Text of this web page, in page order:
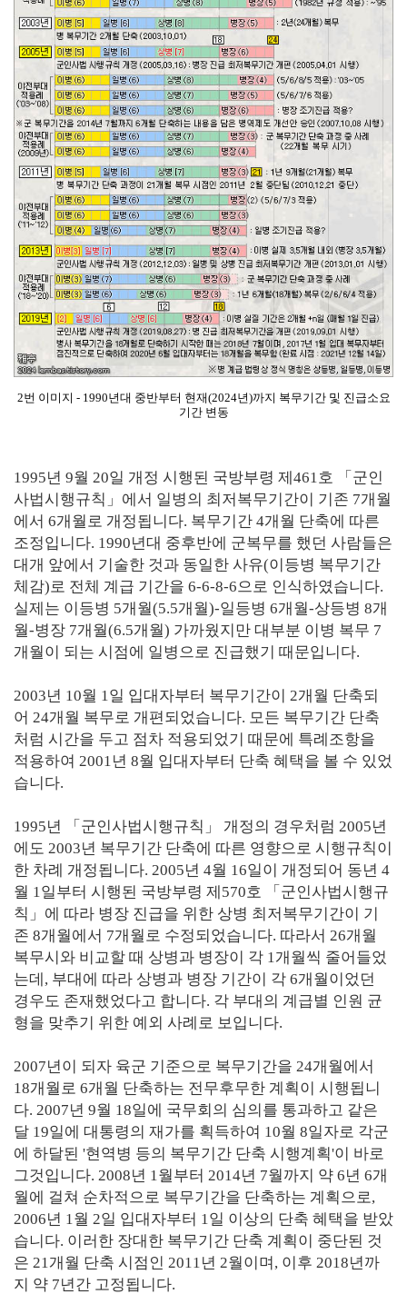
2번 이미지 - 1990년대 중반부터 현재(2024년)까지 복무기간 및 진급소요
기간 변동
1995년 9월 20일 개정 시행된 국방부령 제461호 「군인
사법시행규칙」에서 일병의 최저복무기간이 기존 7개월
에서 6개월로 개정됩니다. 복무기간 4개월 단축에 따른
조정입니다. 1990년대 중후반에 군복무를 했던 사람들은
대개 앞에서 기술한 것과 동일한 사유(이등병 복무기간
체감)로 전체 계급 기간을 6-6-8-6으로 인식하였습니다.
실제는 이등병 5개월(5.5개월)-일등병 6개월-상등병 8개
월-병장 7개월(6.5개월) 가까웠지만 대부분 이병 복무 7
개월이 되는 시점에 일병으로 진급했기 때문입니다.
2003년 10월 1일 입대자부터 복무기간이 2개월 단축되
어 24개월 복무로 개편되었습니다. 모든 복무기간 단축
처럼 시간을 두고 점차 적용되었기 때문에 특례조항을
적용하여 2001년 8월 입대자부터 단축 혜택을 볼 수 있었
습니다.
1995년 「군인사법시행규칙」 개정의 경우처럼 2005년
에도 2003년 복무기간 단축에 따른 영향으로 시행규칙이
한 차례 개정됩니다. 2005년 4월 16일이 개정되어 동년 4
월 1일부터 시행된 국방부령 제570호 「군인사법시행규
칙」에 따라 병장 진급을 위한 상병 최저복무기간이 기
존 8개월에서 7개월로 수정되었습니다. 따라서 26개월
복무시와 비교할 때 상병과 병장이 각 1개월씩 줄어들었
는데, 부대에 따라 상병과 병장 기간이 각 6개월이었던
경우도 존재했었다고 합니다. 각 부대의 계급별 인원 균
형을 맞추기 위한 예외 사례로 보입니다.
2007년이 되자 육군 기준으로 복무기간을 24개월에서
18개월로 6개월 단축하는 전무후무한 계획이 시행됩니
다. 2007년 9월 18일에 국무회의 심의를 통과하고 같은
달 19일에 대통령의 재가를 획득하여 10월 8일자로 각군
에 하달된 '현역병 등의 복무기간 단축 시행계획'이 바로
그것입니다. 2008년 1월부터 2014년 7월까지 약 6년 6개
월에 걸쳐 순차적으로 복무기간을 단축하는 계획으로,
2006년 1월 2일 입대자부터 1일 이상의 단축 혜택을 받았
습니다. 이러한 장대한 복무기간 단축 계획이 중단된 것
은 21개월 단축 시점인 2011년 2월이며, 이후 2018년까
지 약 7년간 고정됩니다.